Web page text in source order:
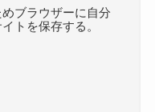
ブラウザーに自分
トを保存する。